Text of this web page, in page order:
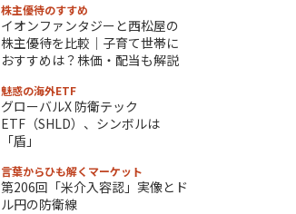
株主優待のすすめ
イオンファンタジーと西松屋の
株主優待を比較｜子育て世帯に
おすすめは？株価・配当も解説
魅惑の海外ETF
グローバルX 防衛テック
ETF（SHLD）、シンボルは
「盾」
言葉からひも解くマーケット
第206回「米介入容認」実像とド
ル円の防衛線